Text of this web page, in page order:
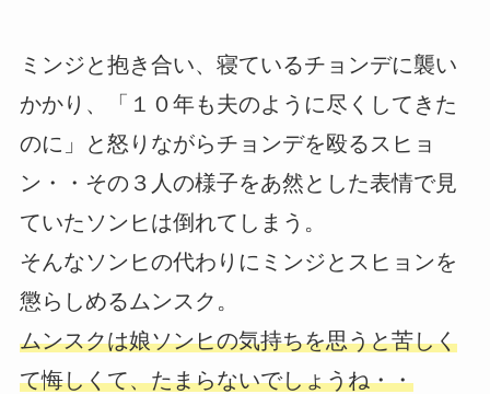
ミンジと抱き合い、寝ているチョンデに襲い
かかり、「１０年も夫のように尽くしてきた
のに」と怒りながらチョンデを殴るスヒョ
ン・・その３人の様子をあ然とした表情で見
ていたソンヒは倒れてしまう。
そんなソンヒの代わりにミンジとスヒョンを
懲らしめるムンスク。
ムンスクは娘ソンヒの気持ちを思うと苦しく
て悔しくて、たまらないでしょうね・・